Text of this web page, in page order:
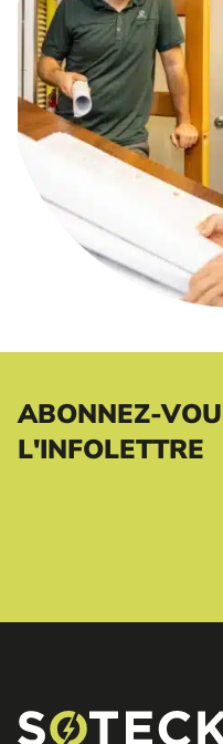
ABONNEZ-
L'INFOLETTRE